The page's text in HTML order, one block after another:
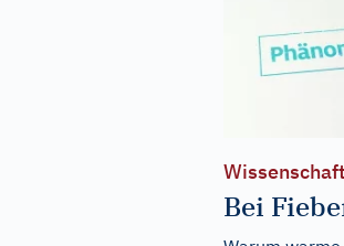
Wissenschaft
Bei